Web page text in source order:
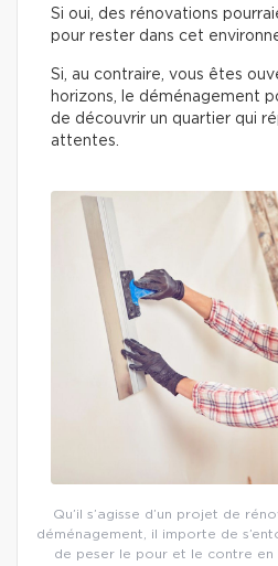
Si oui, des rénovations
pour rester dans cet
Si, au contraire, vous êtes
horizons, le déménagement
de découvrir un quartier qui
attentes.
Qu’il s’agisse d’un projet de
déménagement, il importe de
de peser le pour et le contre